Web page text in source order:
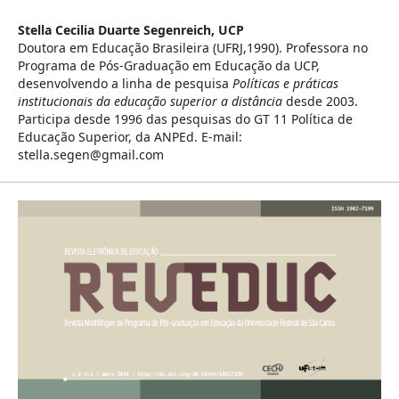
Stella Cecilia Duarte Segenreich, UCP
Doutora em Educação Brasileira (UFRJ,1990). Professora no
Programa de Pós-Graduação em Educação da UCP,
desenvolvendo a linha de pesquisa Políticas e práticas
institucionais da educação superior a distância desde 2003.
Participa desde 1996 das pesquisas do GT 11 Política de
Educação Superior, da ANPEd. E-mail:
stella.segen@gmail.com